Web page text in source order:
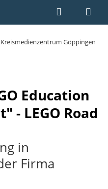
Kreismedienzentrum Göppingen
Education
- LEGO Road
in
Firma